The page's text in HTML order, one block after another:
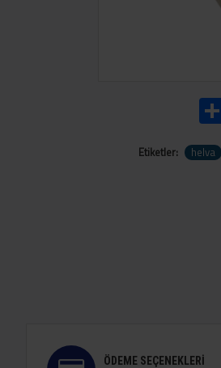
Etiketler: helva
ÖDEME SEÇENEKLERI